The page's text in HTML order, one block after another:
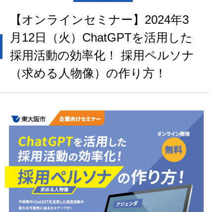
【オンラインセミナー】2024年3
月12日（火）ChatGPTを活用した
採用活動の効率化！ 採用ペルソナ
（求める人物像）の作り方！